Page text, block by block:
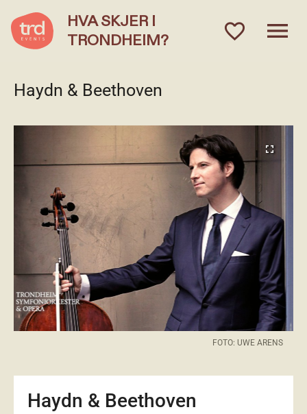
HVA SKJER I
TRONDHEIM?
favorite_outlinedmenu
Haydn & Beethoven
fullscreen
FOTO: UWE ARENS
Haydn & Beethoven